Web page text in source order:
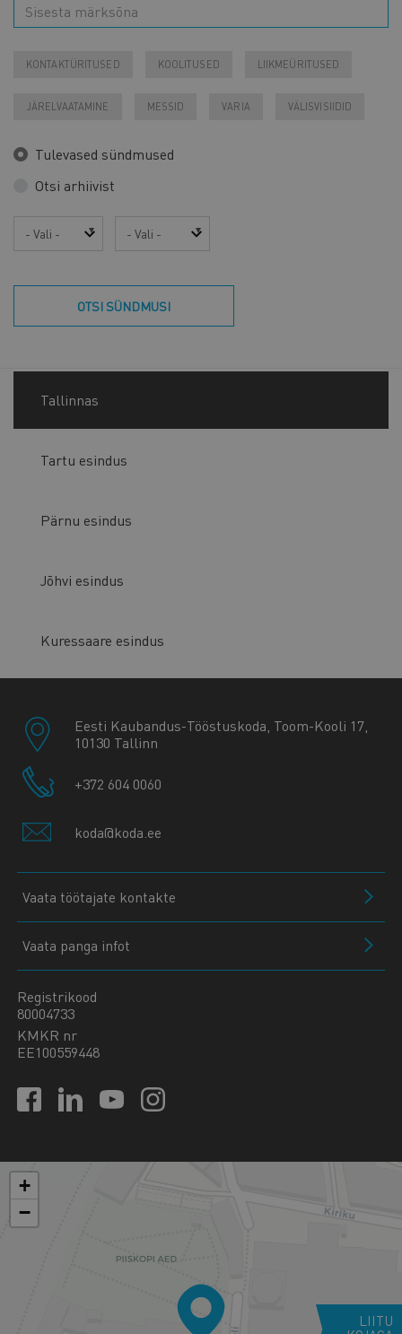
KONTAKTÜRITUSED KOOLITUSED LIIKMEÜRITUSED
JÄRELVAATAMINE MESSID VARIA VÄLISVISIIDID
Tulevased sündmused
Otsi arhiivist
Aasta Kuu
OTSI SÜNDMUSI
Tallinnas
Tartu esindus
Pärnu esindus
Jõhvi esindus
Kuressaare esindus
Eesti Kaubandus-Tööstuskoda, Toom-Kooli 17,
10130 Tallinn
+372 604 0060
koda@koda.ee
Vaata töötajate kontakte
Vaata panga infot
Registrikood
80004733
KMKR nr
EE100559448
+
−
LIITU